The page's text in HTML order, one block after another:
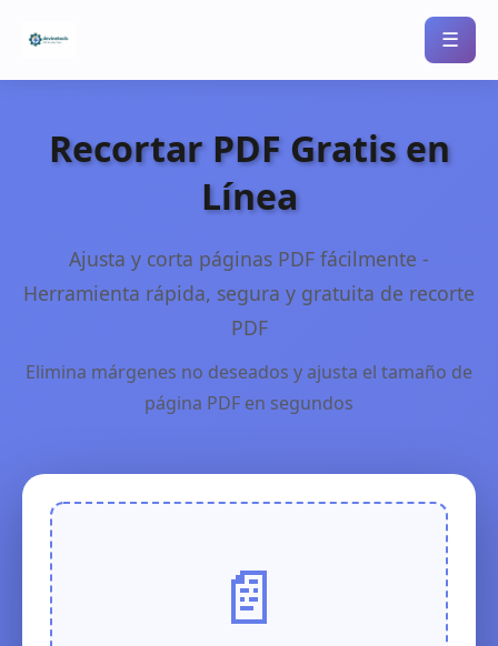
☰
Recortar PDF Gratis en
Línea
Ajusta y corta páginas PDF fácilmente -
Herramienta rápida, segura y gratuita de recorte
PDF
Elimina márgenes no deseados y ajusta el tamaño de
página PDF en segundos
📄